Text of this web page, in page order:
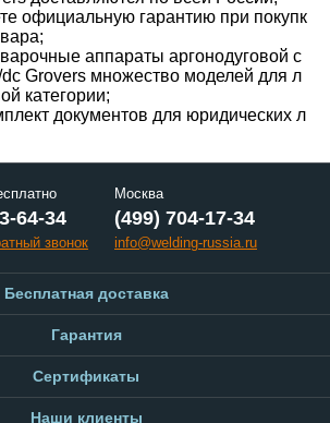
официальную гарантию при покупк
аппараты аргонодуговой с
dc Grovers множество моделей для л
категории;
документов для юридических л
64-34
звонок
Москва
(499) 704-17-34
info@welding-russia.ru
Бесплатная доставка
Гарантия
Сертификаты
Наши клиенты